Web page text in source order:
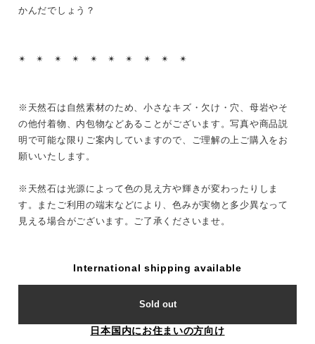
かんだでしょう？
✴︎ ✴︎ ✴︎ ✴︎ ✴︎ ✴︎ ✴︎ ✴︎ ✴︎ ✴︎
※天然石は自然素材のため、小さなキズ・欠け・穴、母岩やそ
の他付着物、内包物などあることがございます。写真や商品説
明で可能な限りご案内していますので、ご理解の上ご購入をお
願いいたします。
※天然石は光源によって色の見え方や輝きが変わったりしま
す。またご利用の端末などにより、色みが実物と多少異なって
見える場合がございます。ご了承くださいませ。
International shipping available
Sold out
日本国内にお住まいの方向け